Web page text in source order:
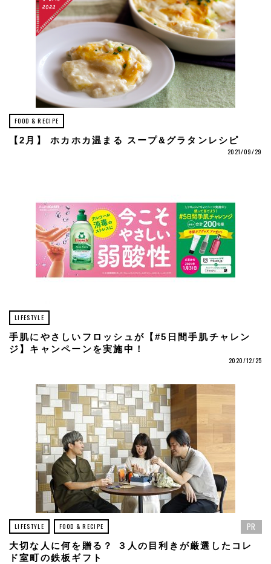
FOOD & RECIPE
【2月】 ホカホカ温まる スープ&グラタンレシピ
2021/09/29
LIFESTYLE
手肌にやさしいフロッシュが【#5日間手肌チャレン
ジ】キャンペーンを実施中！
2020/12/25
LIFESTYLE FOOD & RECIPE PR
大切な人に何を贈る？ ３人の目利きが厳選したコレ
ド室町の鉄板ギフト